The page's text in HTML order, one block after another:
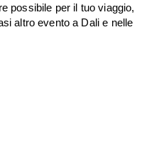
possibile per il tuo viaggio,
altro evento a Dali e nelle